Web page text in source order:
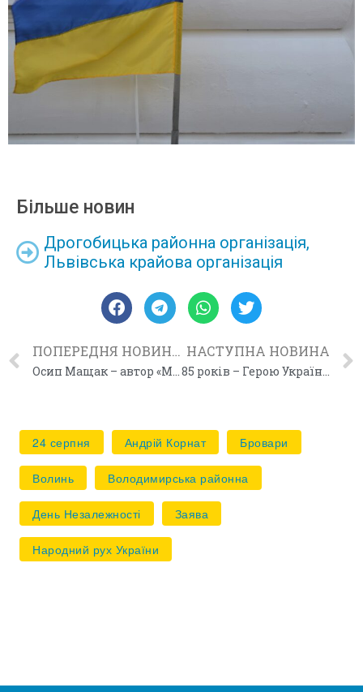
Більше новин
Дрогобицька районна організація,
Львівська крайова організація
ПОПЕРЕДНЯ НОВИНА
Осип Мащак – автор «Молитви українського націоналіста»
НАСТУПНА НОВИНА
85 років – Герою України В’ячеславу Чорноволу
24 серпня Андрій Корнат Бровари
Волинь Володимирська районна
День Незалежності Заява
Народний рух України